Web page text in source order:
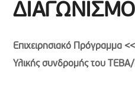
Επιχειρησιακό Πρόγραμμα
Υλικής συνδρομής του